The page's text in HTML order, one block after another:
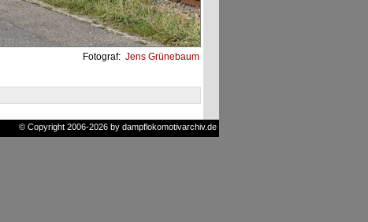
Fotograf: Jens Grünebaum
© Copyright 2006-2026 by dampflokomotivarchiv.de